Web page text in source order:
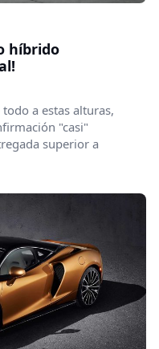
híbrido
a estas alturas,
"casi"
superior a